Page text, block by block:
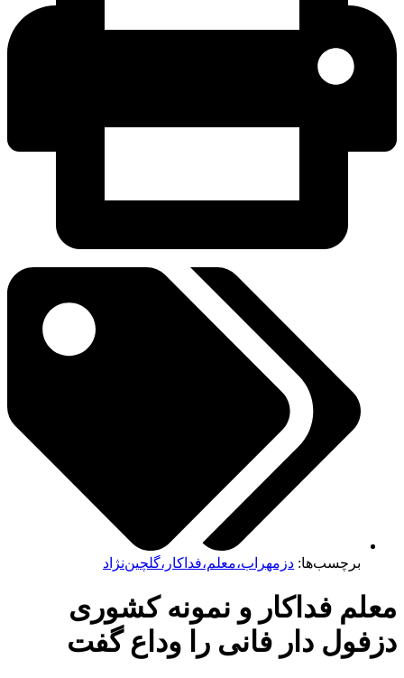
برچسب‌ها:دزمهراب،معلم،فداکار،گلچین‌نژاد
فداکار و نمونه کشوری
دار فانی را وداع گفت